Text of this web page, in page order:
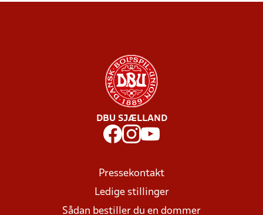
DBU SJÆLLAND
Pressekontakt
Ledige stillinger
Sådan bestiller du en dommer